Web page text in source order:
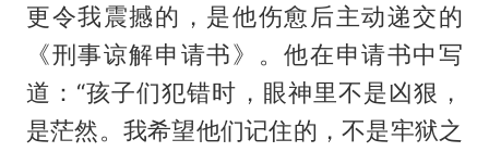
更令我震撼的，是他伤愈后主动递交的
《刑事谅解申请书》。他在申请书中写
道：“孩子们犯错时，眼神里不是凶狠，
是茫然。我希望他们记住的，不是牢狱之